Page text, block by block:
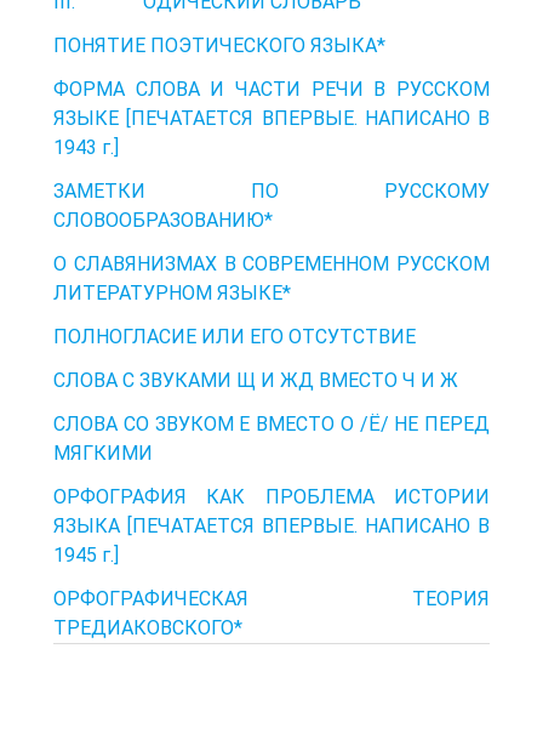
ПОНЯТИЕ ПОЭТИЧЕСКОГО ЯЗЫКА*
ФОРМА СЛОВА И ЧАСТИ РЕЧИ В РУССКОМ
ЯЗЫКЕ [ПЕЧАТАЕТСЯ ВПЕРВЫЕ. НАПИСАНО В
1943 г.]
ЗАМЕТКИ ПО РУССКОМУ
СЛОВООБРАЗОВАНИЮ*
О СЛАВЯНИЗМАХ В СОВРЕМЕННОМ РУССКОМ
ЛИТЕРАТУРНОМ ЯЗЫКЕ*
ПОЛНОГЛАСИЕ ИЛИ ЕГО ОТСУТСТВИЕ
СЛОВА С ЗВУКАМИ Щ И ЖД ВМЕСТО Ч И Ж
СЛОВА СО ЗВУКОМ Е ВМЕСТО О /Ё/ НЕ ПЕРЕД
МЯГКИМИ
ОРФОГРАФИЯ КАК ПРОБЛЕМА ИСТОРИИ
ЯЗЫКА [ПЕЧАТАЕТСЯ ВПЕРВЫЕ. НАПИСАНО В
1945 г.]
ОРФОГРАФИЧЕСКАЯ ТЕОРИЯ
ТРЕДИАКОВСКОГО*